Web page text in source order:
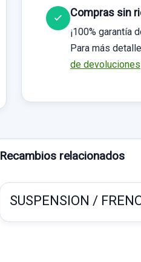
Compras sin
¡100% garantía
Para más
de devoluciones
Recambios relacionados
SUSPENSION /